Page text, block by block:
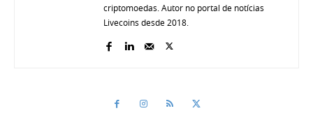
criptomoedas. Autor no portal de notícias
Livecoins desde 2018.